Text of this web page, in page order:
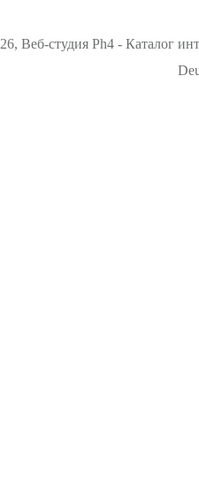
Веб-студия Ph4 - Каталог